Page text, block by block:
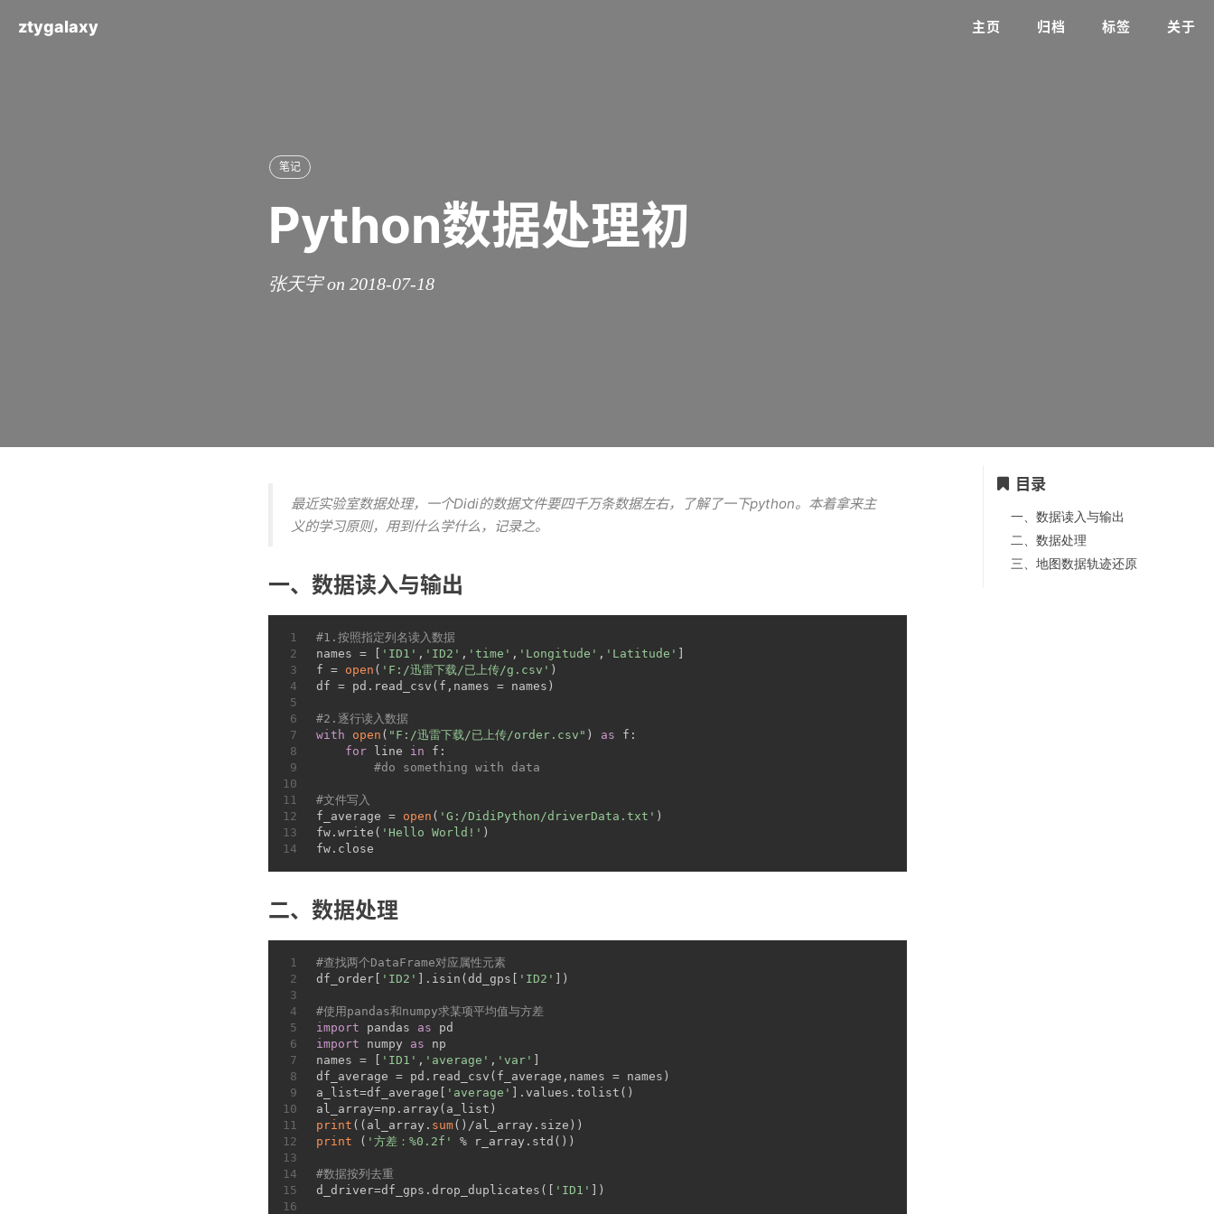
笔记
Python数据处理初
张天宇 on 2018-07-18
ztygalaxy 主页 归档 标签 关于
最近实验室数据处理，一个Didi的数据文件要四千万条数据左右，了解了一下python。本着拿来主
义的学习原则，用到什么学什么，记录之。
一、数据读入与输出
1
2
3
4
5
6
7
8
9
10
11
12
13
14
#1.按照指定列名读入数据
names = [
'ID1' , 'ID2' , 'time' , 'Longitude' , 'Latitude'
f = open ( 'F:/迅雷下载/已上传/g.csv' )
df = pd.read_csv(f,names = names)
#2.逐行读入数据
with
open ( "F:/迅雷下载/已上传/order.csv" ) as f:
for line in f:
#do something with data
#文件写入
f_average = open ( 'G:/DidiPython/driverData.txt' )
fw.write( 'Hello World!' )
fw.close
二、数据处理
1
2
3
4
5
6
7
8
9
10
11
12
13
14
15
16
#查找两个DataFrame对应属性元素
df_order[
'ID2' ].isin(dd_gps[ 'ID2' ])
#使用pandas和numpy求某项平均值与方差
import pandas as pd
import numpy as np
names = [
'ID1' , 'average' , 'var'
df_average = pd.read_csv(f_average,names = names)
a_list=df_average[
'average'
].values.tolist()
al_array=np.array(a_list)
print ((al_array. sum()/al_array.size))
print ( '方差：%0.2f' % r_array.std())
#数据按列去重
d_driver=df_gps.drop_duplicates([
'ID1' ])
目录
一、数据读入与输出
二、数据处理
三、地图数据轨迹还原